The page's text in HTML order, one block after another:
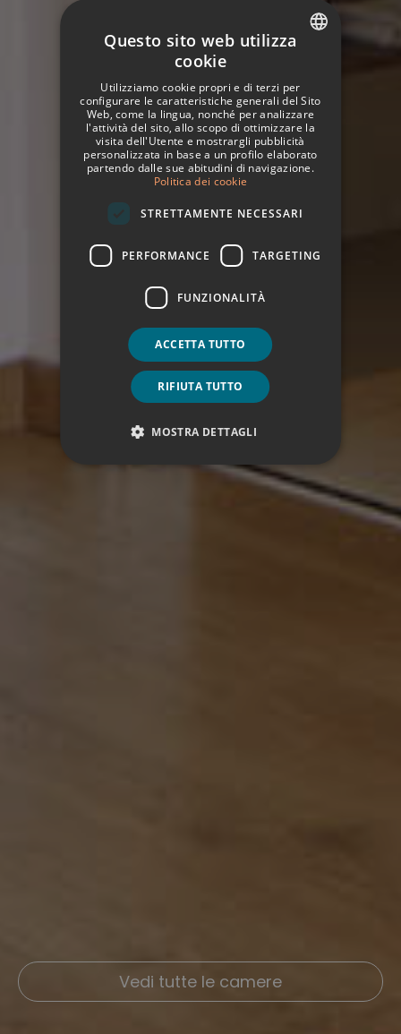
Vedi tutte le camere
Vedi tutte le camere
Vedi tutte le camere
ITALIAN
FRENCH
GERMAN
Questo sito web utilizza
cookie
Utilizziamo cookie propri e di terzi per
configurare le caratteristiche generali del Sito
Web, come la lingua, nonché per analizzare
l'attività del sito, allo scopo di ottimizzare la
visita dell'Utente e mostrargli pubblicità
personalizzata in base a un profilo elaborato
partendo dalle sue abitudini di navigazione.
Politica dei cookie
STRETTAMENTE NECESSARI
PERFORMANCE TARGETING
FUNZIONALITÀ
ACCETTA TUTTO
RIFIUTA TUTTO
MOSTRA DETTAGLI